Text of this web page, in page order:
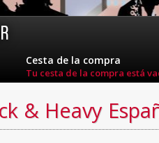
Cesta de la compra
Tu cesta de la compra está
& Heavy